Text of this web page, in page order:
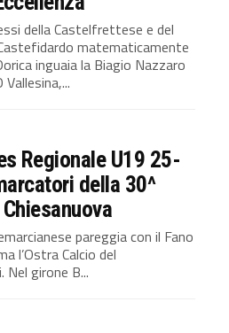
della Castelfrettese e del
matematicamente
inguaia la Biagio Nazzaro
Regionale U19 25-
della 30^
pareggia con il Fano
l’Ostra Calcio del
Nel girone B...